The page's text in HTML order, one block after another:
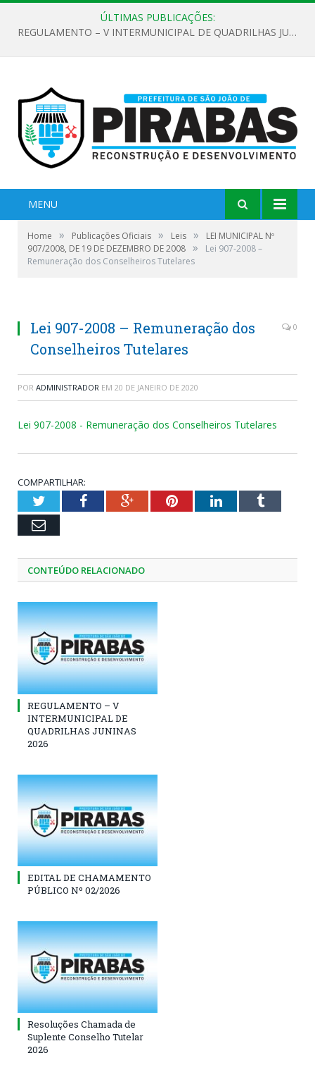
ÚLTIMAS PUBLICAÇÕES:
REGULAMENTO – V INTERMUNICIPAL DE QUADRILHAS JUNINAS 2026
MENU
Home » Publicações Oficiais » Leis »
LEI MUNICIPAL Nº
907/2008, DE 19 DE DEZEMBRO DE 2008 »
Lei 907-2008 –
Remuneração dos Conselheiros Tutelares
Lei 907-2008 – Remuneração dos
Conselheiros Tutelares
0
POR ADMINISTRADOR EM 20 DE JANEIRO DE 2020
Lei 907-2008 - Remuneração dos Conselheiros Tutelares
COMPARTILHAR:
TwitterFacebookGoogle+PinterestLinkedInTumblr
Email
CONTEÚDO RELACIONADO
REGULAMENTO – V
INTERMUNICIPAL DE
QUADRILHAS JUNINAS
2026
EDITAL DE CHAMAMENTO
PÚBLICO Nº 02/2026
Resoluções Chamada de
Suplente Conselho Tutelar
2026